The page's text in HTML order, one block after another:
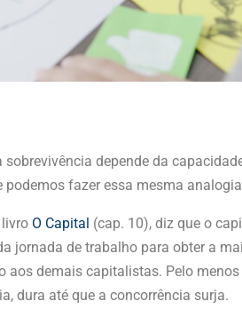
depende da
fazer essa mesma
O Capital (cap. 10), diz que o
jornada de trabalho para obter a
demais capitalistas. Pelo
dura até que a concorrência surja.